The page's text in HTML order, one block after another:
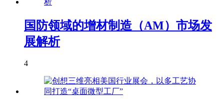
国防领域的增材制造（AM）市场发
展解析
4